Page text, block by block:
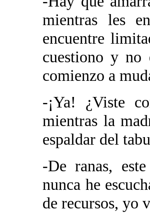
mientras les
encuentre
cuestiono y no
comienzo a
-¡Ya! ¿Viste
mientras la
espaldar del
-De ranas,
nunca he
de recursos, yo